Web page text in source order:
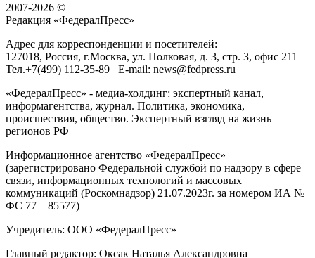
2007-2026 ©
Редакция «ФедералПресс»
Адрес для корреспонденции и посетителей:
127018, Россия, г.Москва, ул. Полковая, д. 3, стр. 3, офис 211
Тел.+7(499) 112-35-89 E-mail: news@fedpress.ru
«ФедералПресс» - медиа-холдинг: экспертный канал,
информагентства, журнал. Политика, экономика,
происшествия, общество. Экспертный взгляд на жизнь
регионов РФ
Информационное агентство «ФедералПресс»
(зарегистрировано Федеральной службой по надзору в сфере
связи, информационных технологий и массовых
коммуникаций (Роскомнадзор) 21.07.2023г. за номером ИА №
ФС 77 – 85577)
Учредитель: ООО «ФедералПресс»
Главный редактор: Оксак Наталья Александровна